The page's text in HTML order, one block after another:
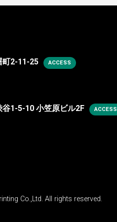
2-11-25 ACCESS
1-5-10 小笠原ビル2F ACCESS
Co.,Ltd. All rights reserved.